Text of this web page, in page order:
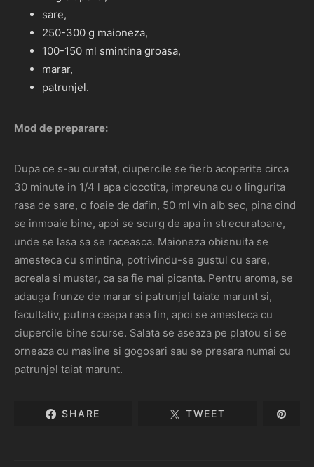
sare,
250-300 g maioneza,
100-150 ml smintina groasa,
marar,
patrunjel.
Mod de preparare:
Dupa ce s-au curatat, ciupercile se fierb acoperite circa
30 minute in 1/4 l apa clocotita, impreuna cu o lingurita
rasa de sare, o foaie de dafin, 50 ml vin alb sec, pina cind
se inmoaie bine, apoi se scurg de apa in strecuratoare,
unde se lasa sa se raceasca. Maioneza obisnuita se
amesteca cu smintina, potrivindu-se gustul cu sare,
acreala si mustar, ca sa fie mai picanta. Pentru aroma, se
adauga frunze de marar si patrunjel taiate marunt si,
facultativ, putina ceapa rasa fin, apoi se amesteca cu
ciupercile bine scurse. Salata se aseaza pe platou si se
orneaza cu masline si gogosari sau se presara numai cu
patrunjel taiat marunt.
SHARE TWEET